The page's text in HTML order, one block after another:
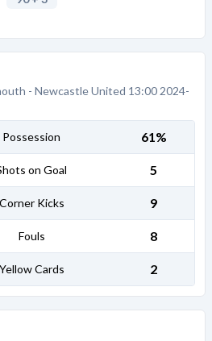
- Newcastle United 13:00 2024-
Possession 61%
on Goal 5
Corner Kicks 9
Fouls 8
Yellow Cards 2